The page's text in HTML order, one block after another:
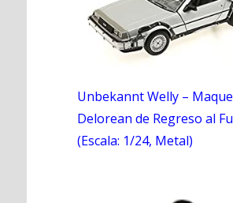
Unbekannt Welly –
Delorean de Regreso al
(Escala: 1/24, Metal)